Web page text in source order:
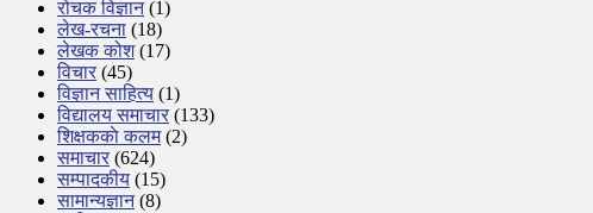
रोचक विज्ञान(1)
लेख-रचना (18)
लेखक कोश(17)
विचार (45)
विज्ञान साहित्य (1)
विद्यालय समाचार (133)
शिक्षककाे कलम(2)
समाचार (624)
सम्पादकीय (15)
सामान्यज्ञान(8)